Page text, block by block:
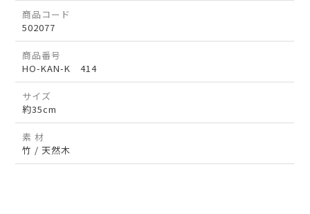
商品コード
502077
商品番号
HO-KAN-K 414
サイズ
約35cm
素 材
竹 / 天然木